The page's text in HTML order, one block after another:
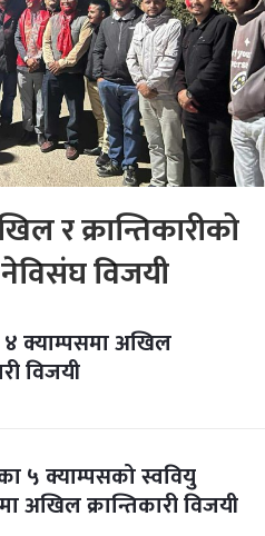
र क्रान्तिकारीको
विजयी
क्याम्पसमा अखिल
विजयी
५ क्याम्पसको स्ववियु
अखिल क्रान्तिकारी विजयी